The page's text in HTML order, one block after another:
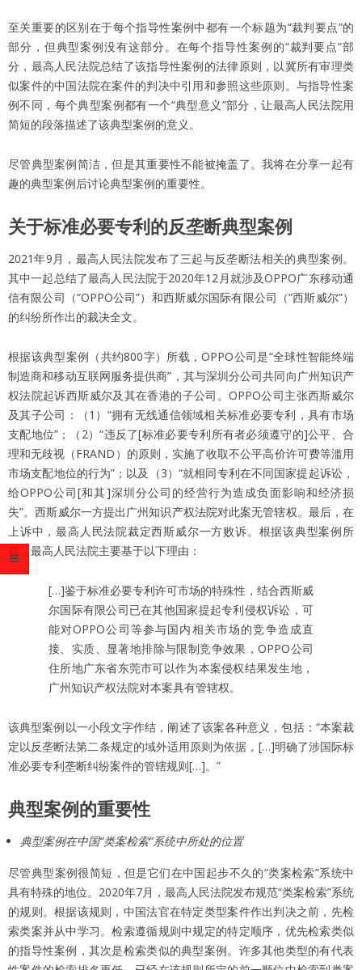
至关重要的区别在于每个指导性案例中都有一个标题为“裁判要点”的
部分，但典型案例没有这部分。在每个指导性案例的“裁判要点”部
分，最高人民法院总结了该指导性案例的法律原则，以冀所有审理类
似案件的中国法院在案件的判决中引用和参照这些原则。与指导性案
例不同，每个典型案例都有一个“典型意义”部分，让最高人民法院用
简短的段落描述了该典型案例的意义。
尽管典型案例简洁，但是其重要性不能被掩盖了。我将在分享一起有
趣的典型案例后讨论典型案例的重要性。
关于标准必要专利的反垄断典型案例
2021年9月，最高人民法院发布了三起与反垄断法相关的典型案例。
其中一起总结了最高人民法院于2020年12月就涉及OPPO广东移动通
信有限公司（“OPPO公司”）和西斯威尔国际有限公司（“西斯威尔”）
的纠纷所作出的裁决全文。
根据该典型案例（共约800字）所载，OPPO公司是“全球性智能终端
制造商和移动互联网服务提供商”，其与深圳分公司共同向广州知识产
权法院起诉西斯威尔及其在香港的子公司。OPPO公司主张西斯威尔
及其子公司：（1）“拥有无线通信领域相关标准必要专利，具有市场
支配地位”；（2）“违反了[标准必要专利所有者必须遵守的]公平、合
理和无歧视（FRAND）的原则，实施了收取不公平高价许可费等滥用
市场支配地位的行为”；以及（3）“就相同专利在不同国家提起诉讼，
给OPPO公司[和其]深圳分公司的经营行为造成负面影响和经济损
失”。西斯威尔一方提出广州知识产权法院对此案无管辖权。最后，在
上诉中，最高人民法院裁定西斯威尔一方败诉。根据该典型案例所
载，最高人民法院主要基于以下理由：
[…]鉴于标准必要专利许可市场的特殊性，结合西斯威
尔国际有限公司已在其他国家提起专利侵权诉讼，可
能对OPPO公司等参与国内相关市场的竞争造成直
接、实质、显著地排除与限制竞争效果，OPPO公司
住所地广东省东莞市可以作为本案侵权结果发生地，
广州知识产权法院对本案具有管辖权。
该典型案例以一小段文字作结，阐述了该案各种意义，包括：“本案裁
定以反垄断法第二条规定的域外适用原则为依据，[…]明确了涉国际标
准必要专利垄断纠纷案件的管辖规则[…]。”
典型案例的重要性
典型案例在中国“类案检索”系统中所处的位置
尽管典型案例很简短，但是它们在中国起步不久的“类案检索”系统中
具有特殊的地位。2020年7月，最高人民法院发布规范“类案检索”系统
的规则。根据该规则，中国法官在特定类型案件作出判决之前，先检
索类案并从中学习。检索遵循规则中规定的特定顺序，优先检索类似
的指导性案例，其次是检索类似的典型案例。许多其他类型的有代表